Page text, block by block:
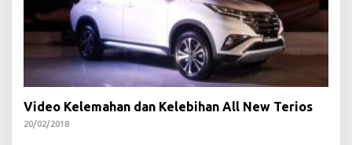
Video Kelemahan dan Kelebihan All New Terios
20/02/2018